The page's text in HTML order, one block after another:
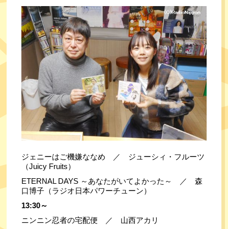
ジェニーはご機嫌ななめ　／　ジューシィ・フルーツ
（Juicy Fruits）
ETERNAL DAYS ～あなたがいてよかった～　／　森
口博子（ラジオ日本パワーチューン）
13:30～
ニンニン忍者の宅配便　／　山西アカリ